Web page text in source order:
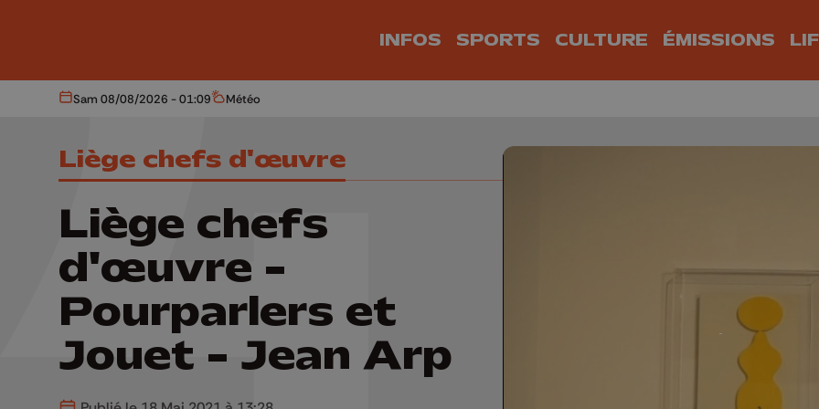
INFOS SPORTS CULTURE ÉMISSIONS
Aujourd'hui
Sam 08/08/2026 - 01:09 Météo
Météo
Liège chefs d'œuvre
Liège chefs
d'œuvre -
Pourparlers et
Jouet - Jean Arp